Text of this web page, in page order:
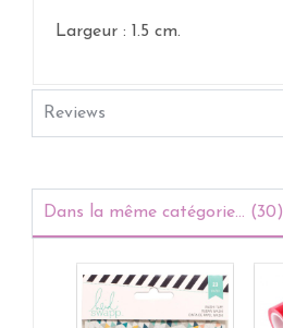
Largeur : 1.5 cm.
Reviews
Dans la même catégorie... (30)